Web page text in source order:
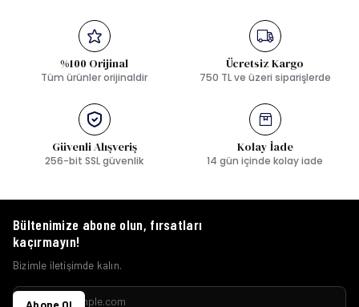
%100 Orijinal
Tüm ürünler orijinaldir
Ücretsiz Kargo
750 TL ve üzeri siparişlerde
Güvenli Alışveriş
256-bit SSL güvenlik
Kolay İade
14 gün içinde kolay iade
Bültenimize abone olun, fırsatları
kaçırmayın!
Bizimle iletişimde kalın.
Abone Ol